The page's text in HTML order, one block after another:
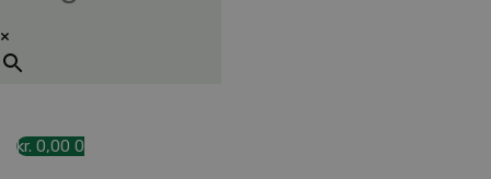
×
kr. 0,00 0